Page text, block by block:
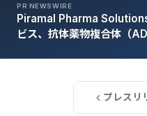
PR NEWSWIRE
Piramal Pharma
ビス、抗体薬物複合体（
プレスリ